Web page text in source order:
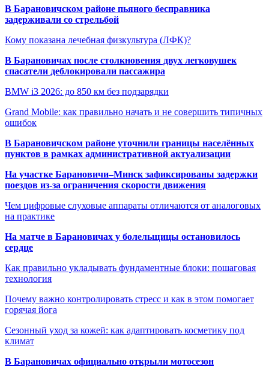
В Барановичском районе пьяного бесправника
задерживали со стрельбой
Кому показана лечебная физкультура (ЛФК)?
В Барановичах после столкновения двух легковушек
спасатели деблокировали пассажира
BMW i3 2026: до 850 км без подзарядки
Grand Mobile: как правильно начать и не совершить типичных
ошибок
В Барановичском районе уточнили границы населённых
пунктов в рамках административной актуализации
На участке Барановичи–Минск зафиксированы задержки
поездов из-за ограничения скорости движения
Чем цифровые слуховые аппараты отличаются от аналоговых
на практике
На матче в Барановичах у болельщицы остановилось
сердце
Как правильно укладывать фундаментные блоки: пошаговая
технология
Почему важно контролировать стресс и как в этом помогает
горячая йога
Сезонный уход за кожей: как адаптировать косметику под
климат
В Барановичах официально открыли мотосезон